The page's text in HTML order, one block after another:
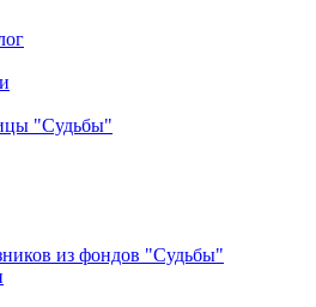
"Судьбы"
из фондов "Судьбы"